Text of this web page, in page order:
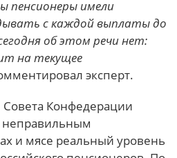
пенсионеры имели
с каждой выплаты до
об этом речи нет:
на текущее
эксперт.
Конфедерации
неправильным
и мясе реальный уровень